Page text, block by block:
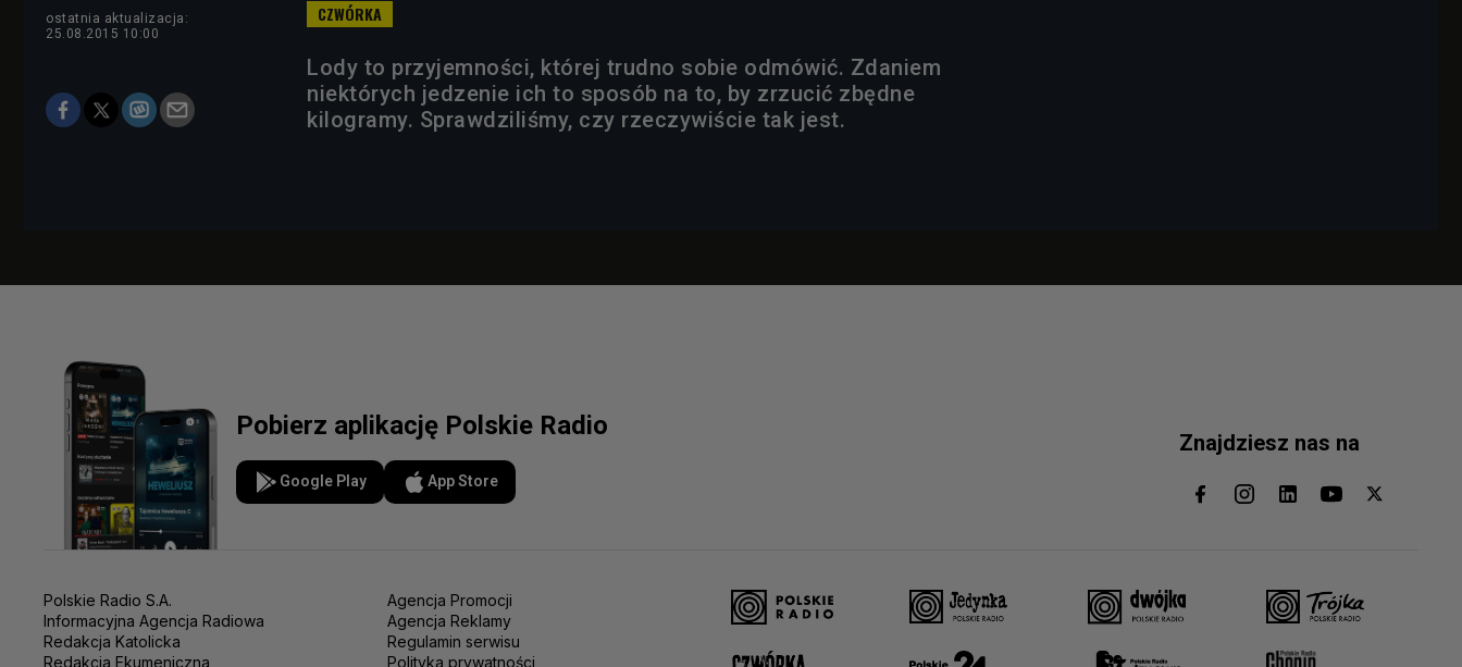
ostatnia aktualizacja:
25.08.2015 10:00
Lody to przyjemności, której trudno sobie odmówić. Zdaniem
niektórych jedzenie ich to sposób na to, by zrzucić zbędne
kilogramy. Sprawdziliśmy, czy rzeczywiście tak jest.
Pobierz aplikację Polskie Radio
Google Play App Store
Znajdziesz nas na
Polskie Radio S.A.
Informacyjna Agencja Radiowa
Redakcja Katolicka
Redakcja Ekumeniczna
Agencja Promocji
Agencja Reklamy
Regulamin serwisu
Polityka prywatności